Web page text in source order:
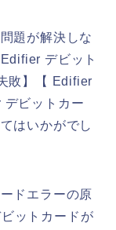
題が解決しな
デビット
敗】【 Edifier
ビットカー
はいかがでし
ドエラーの原
ットカードが